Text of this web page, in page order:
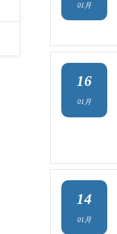
01月
16
01月
14
01月